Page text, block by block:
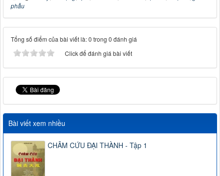
phẫu
Tổng số điểm của bài viết là: 0 trong 0 đánh giá
Click để đánh giá bài viết
Bài viết xem nhiều
CHÂM CỨU ĐẠI THÀNH - Tập 1